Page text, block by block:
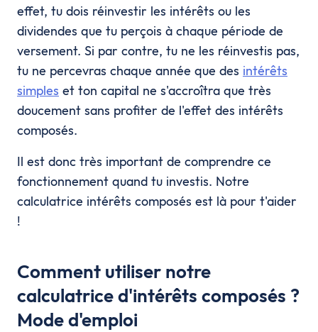
effet, tu dois réinvestir les intérêts ou les
dividendes que tu perçois à chaque période de
versement. Si par contre, tu ne les réinvestis pas,
tu ne percevras chaque année que des intérêts
simples et ton capital ne s'accroîtra que très
doucement sans profiter de l'effet des intérêts
composés.
Il est donc très important de comprendre ce
fonctionnement quand tu investis. Notre
calculatrice intérêts composés est là pour t'aider
!
Comment utiliser notre
calculatrice d'intérêts composés ?
Mode d'emploi